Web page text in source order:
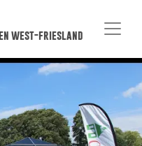
west-friesland